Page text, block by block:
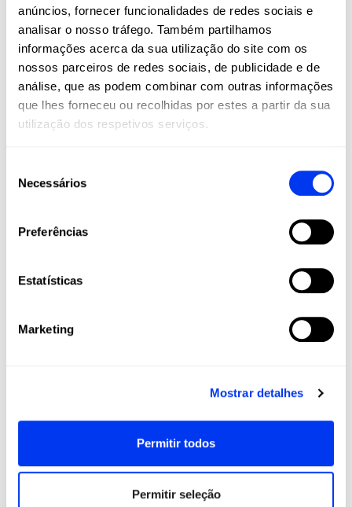
anúncios, fornecer funcionalidades de redes sociais e
analisar o nosso tráfego. Também partilhamos
informações acerca da sua utilização do site com os
nossos parceiros de redes sociais, de publicidade e de
análise, que as podem combinar com outras informações
que lhes forneceu ou recolhidas por estes a partir da sua
utilização dos respetivos serviços.
Necessários
Preferências
Estatísticas
Marketing
Mostrar detalhes
Permitir todos
Permitir seleção